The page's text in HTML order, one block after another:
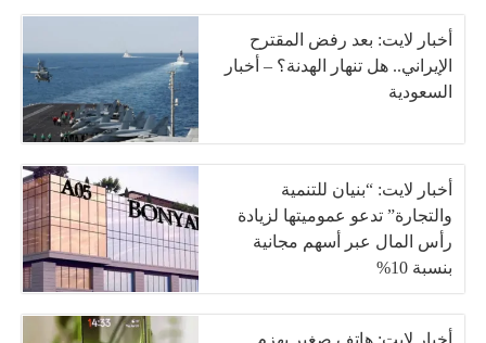
أخبار لايت: بعد رفض المقترح
الإيراني.. هل تنهار الهدنة؟ – أخبار
السعودية
أخبار لايت: “بنيان للتنمية
والتجارة” تدعو عموميتها لزيادة
رأس المال عبر أسهم مجانية
بنسبة 10%